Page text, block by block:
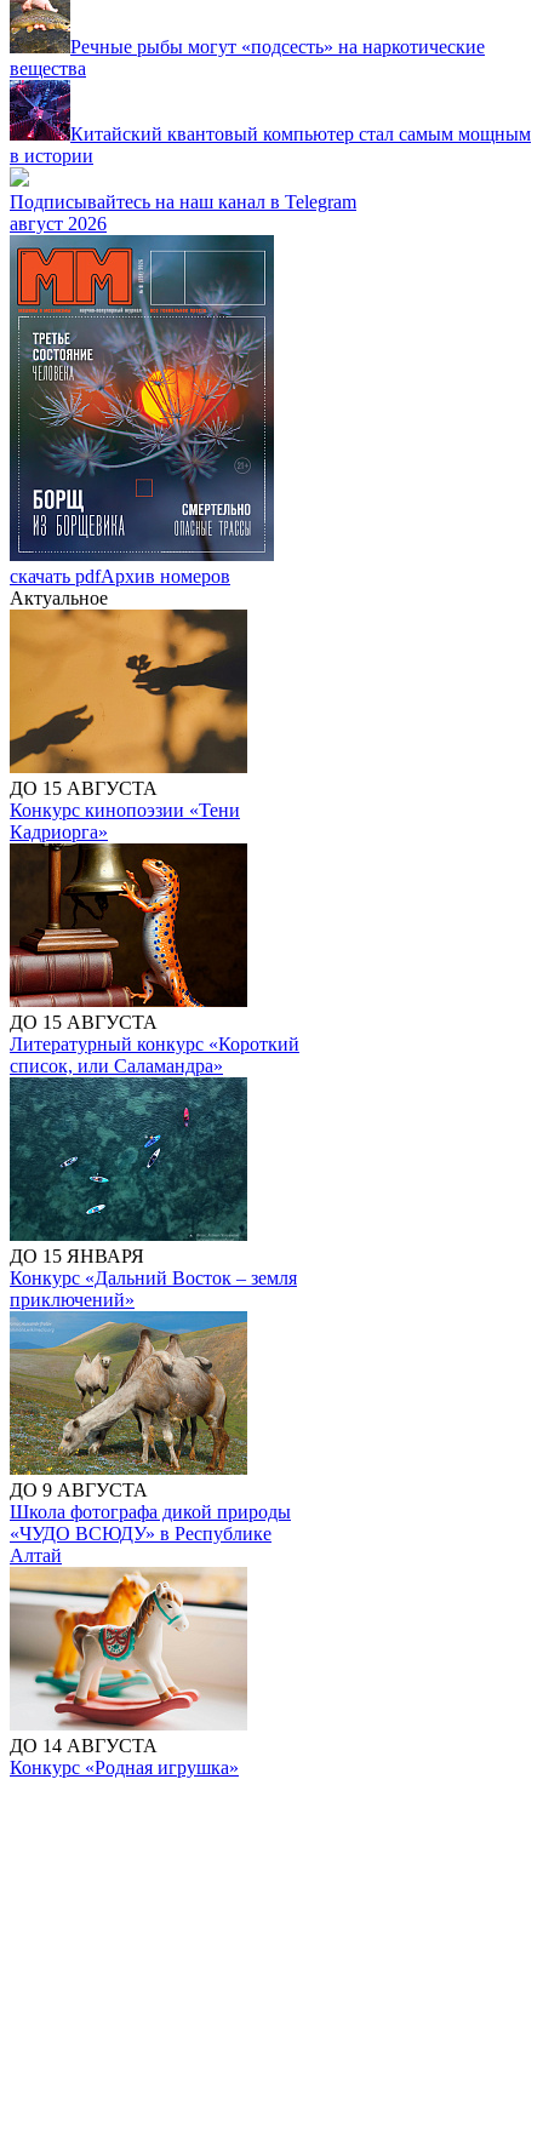
Речные рыбы могут «подсесть» на наркотические
вещества
Китайский квантовый компьютер стал самым мощным
в истории
Подписывайтесь на наш канал в Telegram
август 2026
скачать pdfАрхив номеров
Актуальное
ДО 15 АВГУСТА
Конкурс кинопоэзии «Тени
Кадриорга»
ДО 15 АВГУСТА
Литературный конкурс «Короткий
список, или Саламандра»
ДО 15 ЯНВАРЯ
Конкурс «Дальний Восток – земля
приключений»
ДО 9 АВГУСТА
Школа фотографа дикой природы
«ЧУДО ВСЮДУ» в Республике
Алтай
ДО 14 АВГУСТА
Конкурс «Родная игрушка»